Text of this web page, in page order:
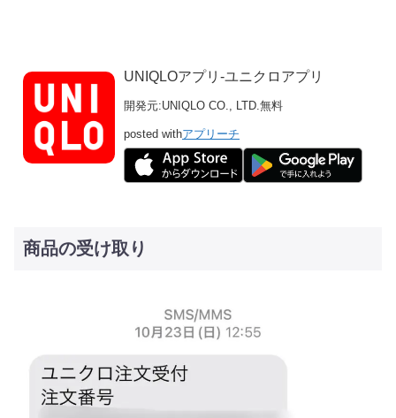
UNIQLOアプリ-ユニクロアプリ
開発元:UNIQLO CO., LTD. 無料
posted withアプリーチ
商品の受け取り